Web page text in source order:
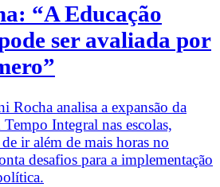
“A Educação
ser avaliada por
Rocha analisa a expansão da
Integral nas escolas,
ir além de mais horas no
desafios para a implementação